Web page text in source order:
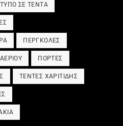
ΣΕ ΤΈΝΤΑ
ΠΈΡΓΚΟΛΕΣ
ΠΌΡΤΕΣ
ΤΈΝΤΕΣ ΧΑΡΙΤΊΔΗΣ